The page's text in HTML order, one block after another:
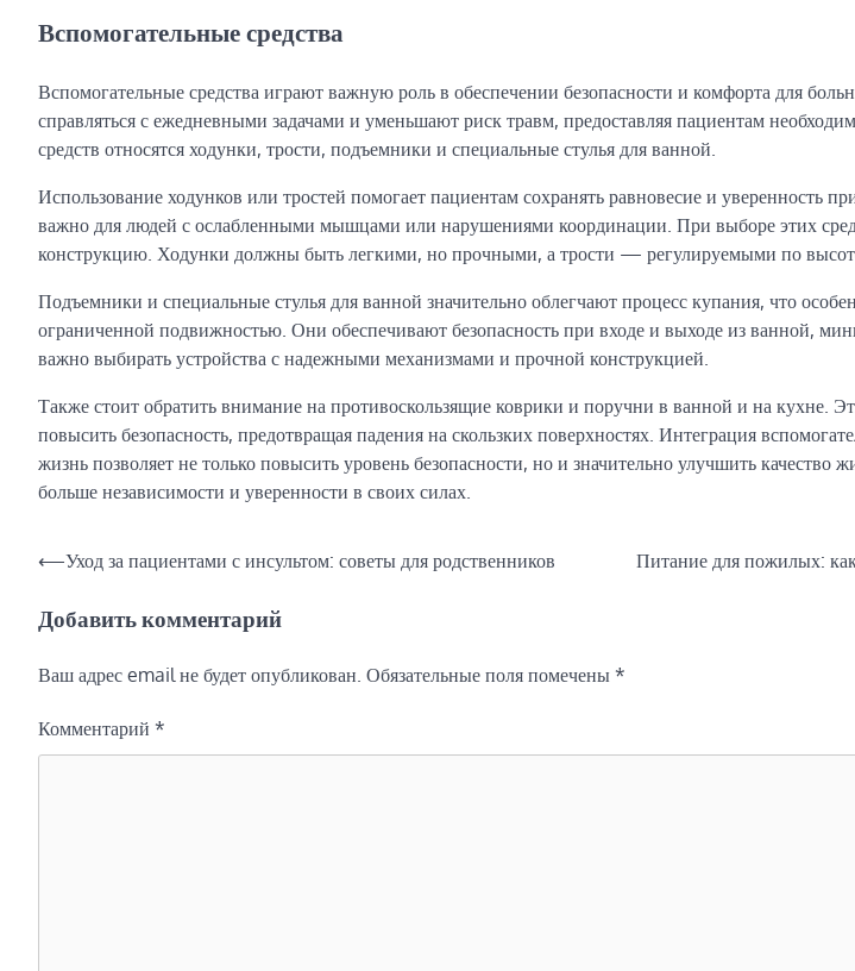
Вспомогательные средства
Вспомогательные средства играют важную роль в обеспечении безопасности и комфорта для
справляться с ежедневными задачами и уменьшают риск травм, предоставляя пациентам
средств относятся ходунки, трости, подъемники и специальные стулья для ванной.
Использование ходунков или тростей помогает пациентам сохранять равновесие и уверенность
важно для людей с ослабленными мышцами или нарушениями координации. При выборе этих
конструкцию. Ходунки должны быть легкими, но прочными, а трости — регулируемыми по высоте
Подъемники и специальные стулья для ванной значительно облегчают процесс купания, что
ограниченной подвижностью. Они обеспечивают безопасность при входе и выходе из ванной,
важно выбирать устройства с надежными механизмами и прочной конструкцией.
Также стоит обратить внимание на противоскользящие коврики и поручни в ванной и на кухне.
повысить безопасность, предотвращая падения на скользких поверхностях. Интеграция
жизнь позволяет не только повысить уровень безопасности, но и значительно улучшить качество
больше независимости и уверенности в своих силах.
Навигация
записям
⟵Уход за пациентами с инсультом: советы для родственников Питание для пожилых:
Добавить комментарий
Ваш адрес email не будет опубликован. Обязательные поля помечены *
Комментарий *